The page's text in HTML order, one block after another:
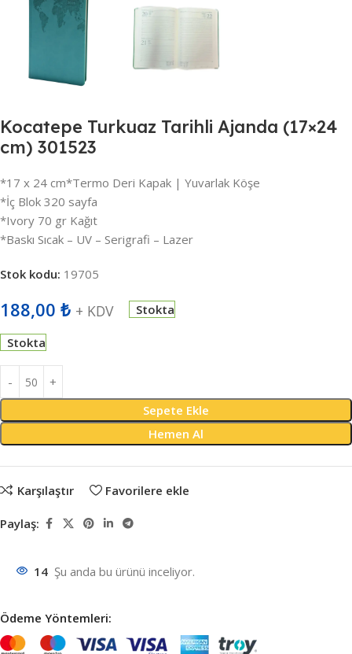
Kocatepe Turkuaz Tarihli Ajanda (17×24
cm) 301523
*17 x 24 cm*Termo Deri Kapak | Yuvarlak Köşe
*İç Blok 320 sayfa
*Ivory 70 gr Kağıt
*Baskı Sıcak – UV – Serigrafi – Lazer
Stok kodu: 19705
188,00 ₺ + KDV Stokta
Stokta
Sepete Ekle
Hemen Al
Karşılaştır Favorilere ekle
Paylaş:
14 Şu anda bu ürünü inceliyor.
Ödeme Yöntemleri: